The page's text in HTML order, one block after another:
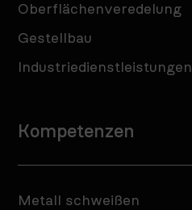
Oberflächenveredelung
Gestellbau
Industriedienstleistungen
Kompetenzen
Metall schweißen